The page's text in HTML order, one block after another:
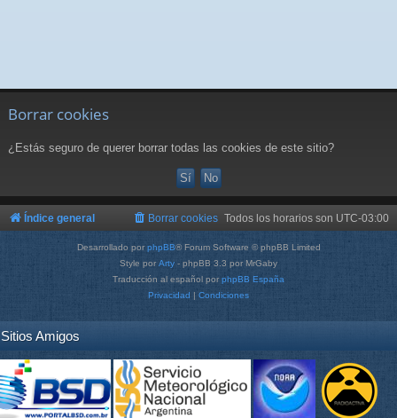
Borrar cookies
¿Estás seguro de querer borrar todas las cookies de este sitio?
Índice general Todos los horarios son UTC-03:00
Borrar cookies
Desarrollado porphpBB® Forum Software © phpBB Limited
Style por Arty - phpBB 3.3 por MrGaby
Traducción al español por phpBB España
Privacidad | Condiciones
Sitios Amigos